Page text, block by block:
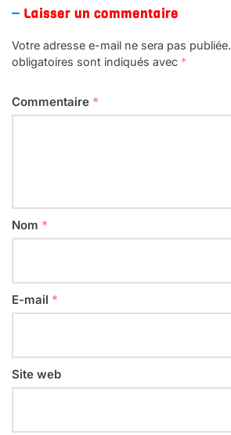
Laisser un commentaire
Votre adresse e-mail ne sera pas publiée.
obligatoires sont indiqués avec *
Commentaire *
Nom *
E-mail *
Site web